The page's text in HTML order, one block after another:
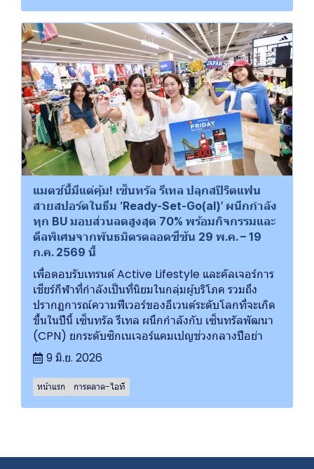
แมตช์นี้มีแต่คุ้ม! เซ็นทรัล รีเทล ปลุกสปิริตแฟน
สายสปอร์ตในธีม ‘Ready-Set-Go(al)’ ผนึกกำลัง
ทุก BU มอบส่วนลดสูงสุด 70% พร้อมกิจกรรมและ
ดีลพิเศษจากพันธมิตรตลอดซีซัน 29 พ.ค. – 19
ก.ค. 2569 นี้
เพื่อตอบรับเทรนด์ Active Lifestyle และคัลเจอร์การ
เชียร์กีฬาที่กำลังเป็นที่นิยมในกลุ่มผู้บริโภค รวมถึง
ปรากฏการณ์ความฟีเวอร์ของอีเวนต์ระดับโลกที่จะเกิด
ขึ้นในปีนี้ เซ็นทรัล รีเทล ผนึกกำลังกับ เซ็นทรัลพัฒนา
(CPN) ยกระดับซิกเนเจอร์แคมเปญช่วงกลางปีอย่า
9 มิ.ย. 2026
หน้าแรก การตลาด-ไอที